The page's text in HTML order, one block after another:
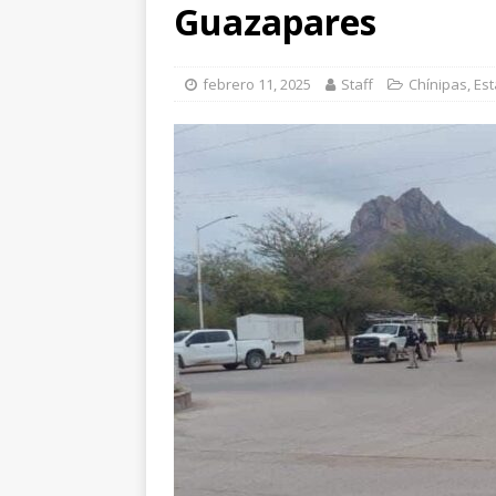
paro cardíaco
Guazapares
febrero 11, 2025 Staff Chínipas,